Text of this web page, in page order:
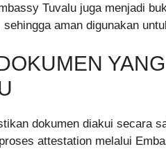
Tuvalu juga menjadi
sehingga aman digunakan
dokumen diakui secara
attestation melalui